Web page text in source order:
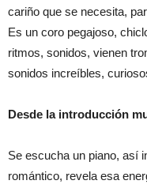
cariño que se necesita,
Es un coro pegajoso,
ritmos, sonidos, vienen
sonidos increíbles,
Desde la introducción
Se escucha un piano, así
romántico, revela esa